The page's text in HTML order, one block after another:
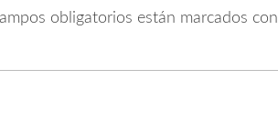
obligatorios están marcados con